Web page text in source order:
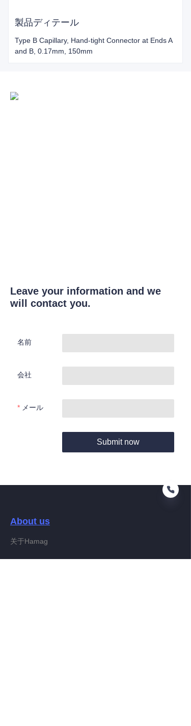
製品ディテール
Type B Capillary, Hand-tight Connector at Ends A
and B, 0.17mm, 150mm
Leave your information and we
will contact you.
名前
会社
メール
Submit now
About us
关于Hamag
JP